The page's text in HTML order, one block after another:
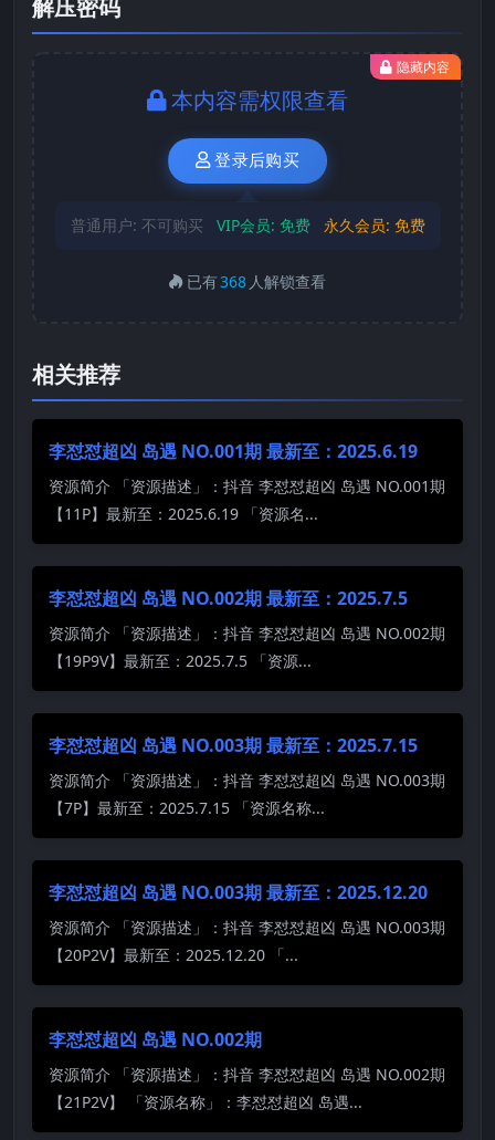
解压密码
隐藏内容
本内容需权限查看
登录后购买
普通用户: 不可购买 VIP会员: 免费 永久会员: 免费
已有368 人解锁查看
相关推荐
李怼怼超凶 岛遇 NO.001期 最新至：2025.6.19
资源简介 「资源描述」：抖音 李怼怼超凶 岛遇 NO.001期
【11P】最新至：2025.6.19 「资源名...
李怼怼超凶 岛遇 NO.002期 最新至：2025.7.5
资源简介 「资源描述」：抖音 李怼怼超凶 岛遇 NO.002期
【19P9V】最新至：2025.7.5 「资源...
李怼怼超凶 岛遇 NO.003期 最新至：2025.7.15
资源简介 「资源描述」：抖音 李怼怼超凶 岛遇 NO.003期
【7P】最新至：2025.7.15 「资源名称...
李怼怼超凶 岛遇 NO.003期 最新至：2025.12.20
资源简介 「资源描述」：抖音 李怼怼超凶 岛遇 NO.003期
【20P2V】最新至：2025.12.20 「...
李怼怼超凶 岛遇 NO.002期
资源简介 「资源描述」：抖音 李怼怼超凶 岛遇 NO.002期
【21P2V】 「资源名称」：李怼怼超凶 岛遇...